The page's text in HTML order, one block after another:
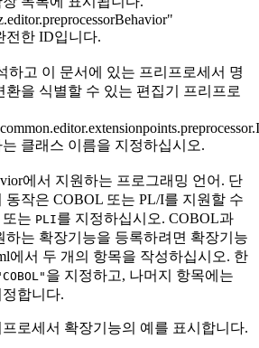
전한 ID입니다.
하고 이 문서에 있는 프리프로세서 명
환을 식별할 수 있는 편집기 프리프로
클래스 이름을 지정하십시오.
에서 지원하는 프로그래밍 언어. 단
동작은 COBOL 또는 PL/I를 지원할 수
또는 PLI를 지정하십시오. COBOL과
하는 확장기능을 등록하려면 확장기능
에서 두 개의 항목을 작성하십시오. 한
을 지정하고, 나머지 항목에는
정합니다.
로세서 확장기능의 예를 표시합니다.